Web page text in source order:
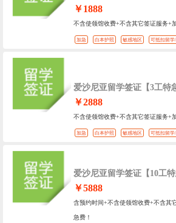
￥1888
不含使领馆收费+不含其它签证服务+
加急 白本护照 敏感地区 可抵扣留学
爱沙尼亚留学签证【3工特
￥2888
不含使领馆收费+不含其它签证服务+
加急 白本护照 敏感地区 可抵扣留学
爱沙尼亚留学签证【10工
￥5888
含预约时间+不含使领馆收费+不含其
急费！